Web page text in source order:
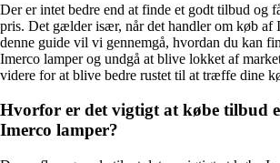
Der er intet bedre end at finde et godt tilbud og
pris. Det gælder især, når det handler om køb af
denne guide vil vi gennemgå, hvordan du kan
Imerco lamper og undgå at blive lokket af
videre for at blive bedre rustet til at træffe dine
Hvorfor er det vigtigt at købe tilbud
Imerco lamper?